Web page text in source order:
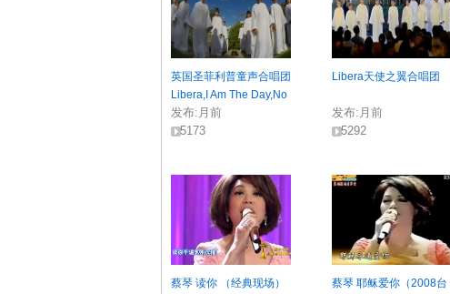
英国圣菲利普童声合唱团
Libera,I Am The Day,No
1
发布: 月前
5173
Libera天使之翼合唱团
发布: 月前
5292
蔡琴 读你 （经典现场）
蔡琴 耶稣爱你（2008台